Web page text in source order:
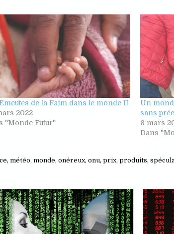
de la Faim dans le monde II
2022
"Monde Futur"
Un
sans
6 mars
Dans
,météo,monde,onéreux,onu,prix,produits,
Posted
in